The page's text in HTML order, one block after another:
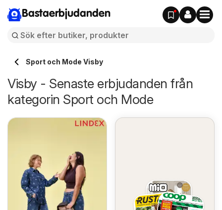
Bastaerbjudanden
Sport och Mode Visby
Visby - Senaste erbjudanden från
kategorin Sport och Mode